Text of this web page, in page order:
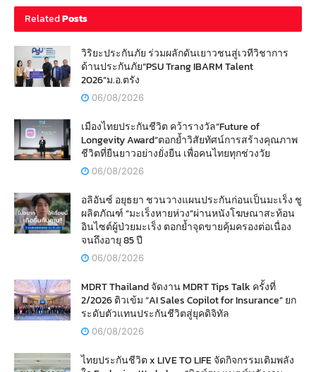
RelatedPosts
วิริยะประกันภัย ร่วมผลักดันเยาวชนสู่เวทีวิชาการ
ด้านประกันภัย“PSU Trang IBARM Talent
2026”ม.อ.ตรัง
06/08/2026
เมืองไทยประกันชีวิต คว้ารางวัล“Future of
Longevity Award”ตอกย้ำวิสัยทัศน์การสร้างคุณภาพ
ชีวิตที่ยืนยาวอย่างยั่งยืน เพื่อคนไทยทุกช่วงวัย
06/08/2026
อลิอันซ์ อยุธยา ชวนวางแผนประกันก่อนเป็นมะเร็ง ชู
ผลิตภัณฑ์ “มะเร็งหายห่วง”ผ่านหนังโฆษณาสะท้อน
อินไซต์ผู้ป่วยมะเร็ง ตอกย้ำจุดขายคุ้มครองต่อเนื่อง
จนถึงอายุ 85 ปี
06/08/2026
MDRT Thailand จัดงาน MDRT Tips Talk ครั้งที่
2/2026 ติวเข้ม “AI Sales Copilot for Insurance” ยก
ระดับตัวแทนประกันชีวิตสู่ยุคดิจิทัล
06/08/2026
ไทยประกันชีวิต x LIVE TO LIFE จัดกิจกรรมเติมพลัง